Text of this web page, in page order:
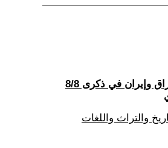
والتراث واللغات